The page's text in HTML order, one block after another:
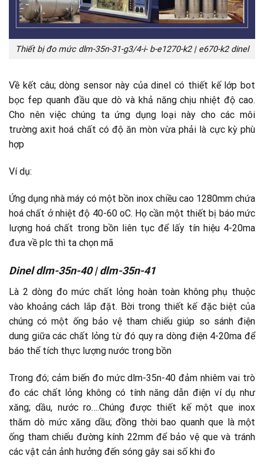
Thiết bị đo mức dlm-35n-31-g3/4-i- b-e1270-k2 | e670-k2 dinel
Về kết câu; dòng sensor này của dinel có thiết kế lớp bot
bọc fep quanh đầu que dò và khả năng chịu nhiệt độ cao.
Cho nên việc chúng ta ứng dụng loại này cho các môi
trường axit hoá chất có độ ăn mòn vừa phải là cực kỳ phù
hợp
Ví dụ:
Ứng dụng nhà máy có một bồn inox chiều cao 1280mm chứa
hoá chất ở nhiệt độ 40-60 oC. Họ cần một thiết bị báo mức
lượng hoá chất trong bồn liên tục để lấy tín hiệu 4-20ma
đưa về plc thì ta chọn mã
Dinel dlm-35n-40 | dlm-35n-41
Là 2 dòng đo mức chất lỏng hoàn toàn không phụ thuộc
vào khoảng cách lắp đặt. Bời trong thiết kế đặc biệt của
chúng có một ống bảo vệ tham chiếu giúp so sánh điện
dung giữa các chất lỏng từ đó quy ra dòng điện 4-20ma để
báo thể tích thực lượng nước trong bồn
Trong đó; cảm biến đo mức dlm-35n-40 đảm nhiêm vai trò
đo các chất lỏng không có tính năng dẫn điện ví dụ như
xăng; dầu, nước ro….Chúng được thiết kế một que inox
thăm dò mức xăng dầu; đồng thời bao quanh que là một
ống tham chiếu đường kính 22mm để bảo vệ que và tránh
các vật cản ảnh hưởng đến sóng gây sai số khi đo